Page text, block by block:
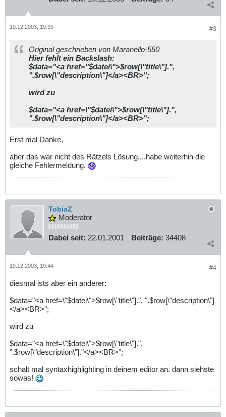
#3
19.12.2003, 19:39
Original geschrieben von Maranello-550
Hier fehlt ein Backslash:
$data="<a href="$datei\">$row[\"title\"].",
".$row[\"description\"]</a><BR>";
wird zu
$data="<a href=\"$datei\">$row[\"title\"].",
".$row[\"description\"]</a><BR>";
Erst mal Danke,
aber das war nicht des Rätzels Lösung....habe weiterhin die
gleiche Fehlermeldung.
TobiaZ
Moderator
Dabei seit: 22.01.2001 Beiträge: 34408
#4
19.12.2003, 19:44
diesmal ists aber ein anderer:
$data="<a href=\"$datei\">$row[\"title\"].", ".$row[\"description\"]
</a><BR>";
wird zu
$data="<a href=\"$datei\">$row[\"title\"].",
".$row[\"description\"]."</a><BR>";
schalt mal syntaxhighlighting in deinem editor an. dann siehste
sowas!